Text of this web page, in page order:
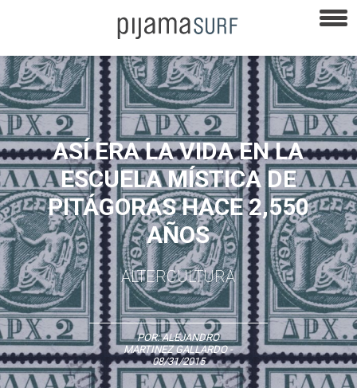
ASÍ ERA LA VIDA EN LA
ESCUELA MÍSTICA DE
PITÁGORAS HACE 2,550
AÑOS
ALTERCULTURA
POR:ALEJANDRO
MARTINEZ GALLARDO-
08/31/2015